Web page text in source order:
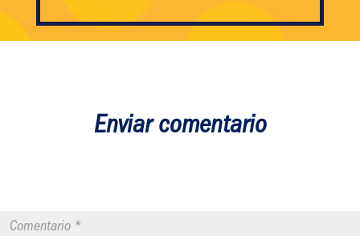
Enviar comentario